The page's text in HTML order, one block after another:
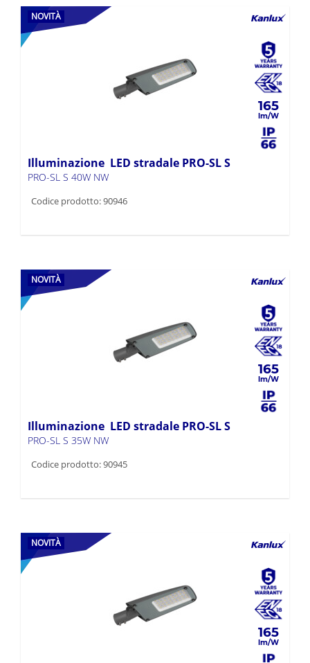
NOVITÀ
165
Illuminazione LED stradale PRO-SL S
PRO-SL S 40W NW
Codice prodotto: 90946
NOVITÀ
165
Illuminazione LED stradale PRO-SL S
PRO-SL S 35W NW
Codice prodotto: 90945
NOVITÀ
165